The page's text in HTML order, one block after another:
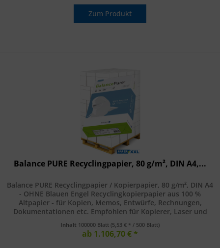
Zum Produkt
Balance PURE Recyclingpapier, 80 g/m², DIN A4,...
Balance PURE Recyclingpapier / Kopierpapier, 80 g/m², DIN A4
- OHNE Blauen Engel Recyclingkopierpapier aus 100 %
Altpapier - für Kopien, Memos, Entwürfe, Rechnungen,
Dokumentationen etc. Empfohlen für Kopierer, Laser und
Inhalt 100000 Blatt (5,53 € * / 500 Blatt)
ab 1.106,70 € *